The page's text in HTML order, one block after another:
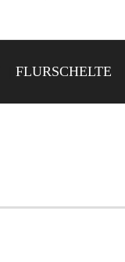
FLURSCHELTE